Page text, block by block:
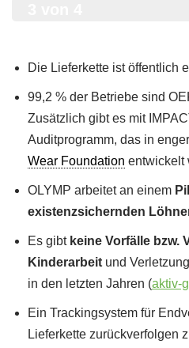
Die Lieferkette ist öffentlich
99,2 % der Betriebe sind
Zusätzlich gibt es mit
Auditprogramm, das in
Wear Foundation entwickelt
OLYMP arbeitet an einem
existenzsichernden
Es gibt keine Vorfälle bzw.
Kinderarbeit und
in den letzten Jahren (aktiv-
Ein Trackingsystem für
Lieferkette zurückverfolgen